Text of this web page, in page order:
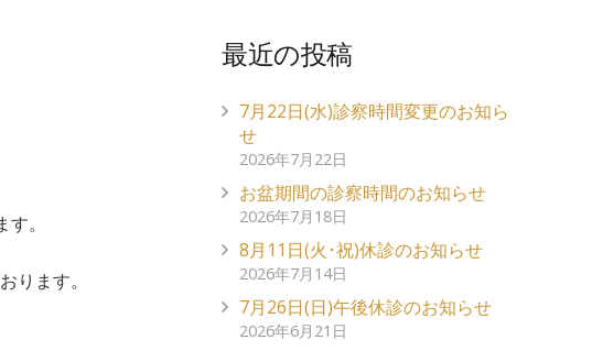
。
ります。
最近の投稿
7月22日(水)診察時間変更のお知ら
せ
2026年7月22日
お盆期間の診察時間のお知らせ
2026年7月18日
8月11日(火･祝)休診のお知らせ
2026年7月14日
7月26日(日)午後休診のお知らせ
2026年6月21日